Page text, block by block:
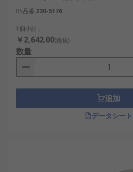
RS品番 230-5176
1個小計：
￥2,642.00(税抜)
数量
追加
データシート